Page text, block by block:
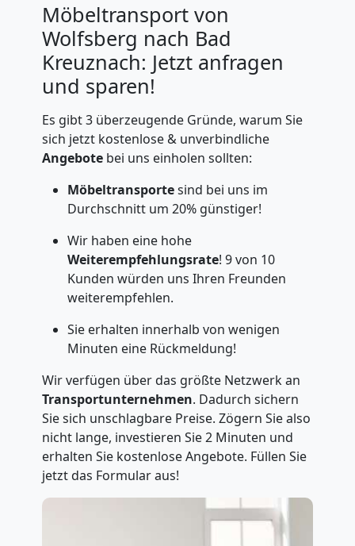
Möbeltransport von
Wolfsberg nach Bad
Kreuznach: Jetzt anfragen
und sparen!
Es gibt 3 überzeugende Gründe, warum Sie
sich jetzt kostenlose & unverbindliche
Angebote bei uns einholen sollten:
Möbeltransportesind bei uns im
Durchschnitt um 20% günstiger!
Wir haben eine hohe
Weiterempfehlungsrate! 9 von 10
Kunden würden uns Ihren Freunden
weiterempfehlen.
Sie erhalten innerhalb von wenigen
Minuten eine Rückmeldung!
Wir verfügen über das größte Netzwerk an
Transportunternehmen. Dadurch sichern
Sie sich unschlagbare Preise. Zögern Sie also
nicht lange, investieren Sie 2 Minuten und
erhalten Sie kostenlose Angebote. Füllen Sie
jetzt das Formular aus!